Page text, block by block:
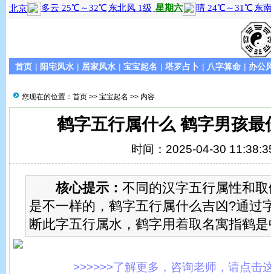
首页 | 阳宅风水 | 居家风水 | 宝宝起名 | 塔罗占卜 | 八字算命 | 办公
您现在的位置： 首页 >> 宝宝起名 >> 内容
鹤字五行属什么 鹤字男孩最
时间：2025-04-30
核心提示： 不同的汉字五行属性和
是不一样的，鹤字五行属什么吉凶?通过
断此字五行属水，鹤字用着取名寓指鹤
>>>>>>了解更多，咨询老师，请点击